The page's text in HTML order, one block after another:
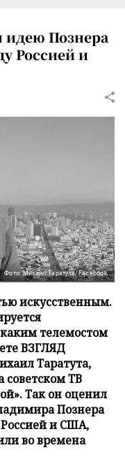
идею Познера
Россией и
Фото: Михаил Таратута/Facebook
искусственным.
телемостом
ВЗГЛЯД
Таратута,
советском ТВ
Так он оценил
Познера
и США,
во времена